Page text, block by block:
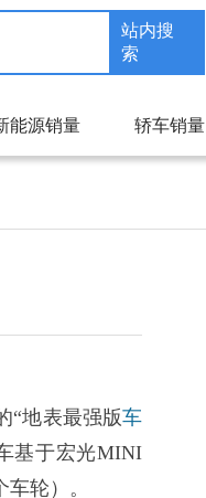
站内搜
索
能源销量 轿车销量
“地表最强版车
基于宏光MINI
轮）。